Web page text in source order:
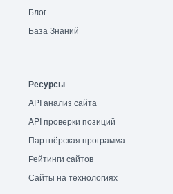
Блог
База Знаний
Ресурсы
API анализ сайта
API проверки позиций
Партнёрская программа
Рейтинги сайтов
Сайты на технологиях